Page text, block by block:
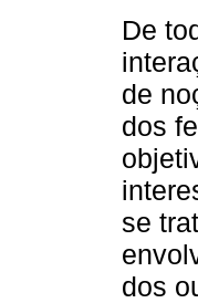
De
de
dos
se
dos